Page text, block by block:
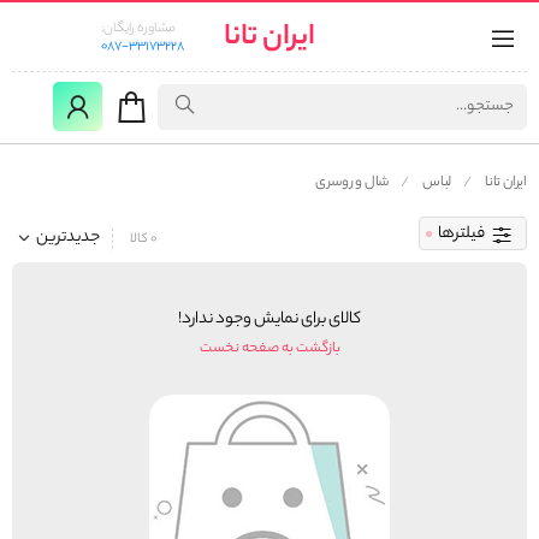
ایران تانا
مشاوره رایگان:
087-33173228
ایران تانا لباس شال و روسری
فیلترها جدیدترین 0 کالا
کالای برای نمایش وجود ندارد!
بازگشت به صفحه نخست